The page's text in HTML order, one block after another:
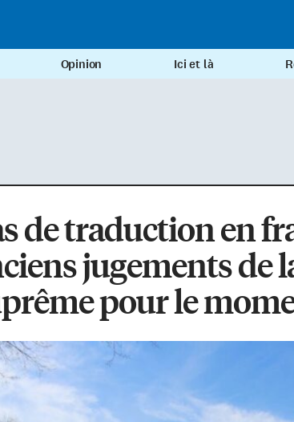
Opinion Ici et là
de traduction en
jugements de
pour le